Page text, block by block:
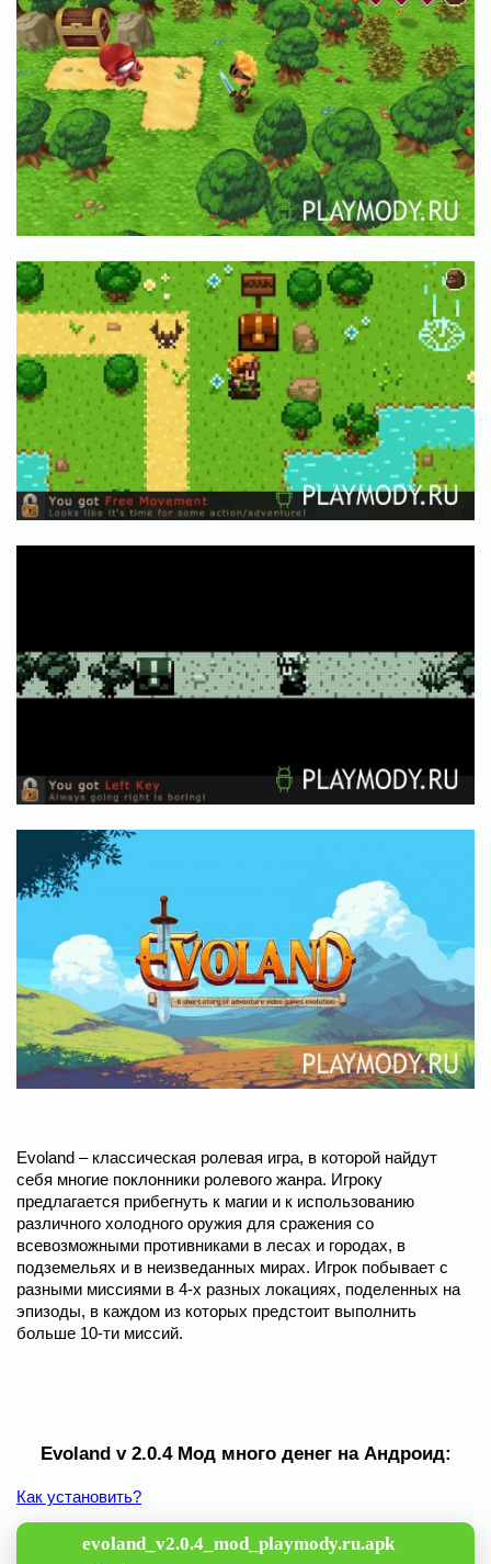
Evoland – классическая ролевая игра, в которой найдут
себя многие поклонники ролевого жанра. Игроку
предлагается прибегнуть к магии и к использованию
различного холодного оружия для сражения со
всевозможными противниками в лесах и городах, в
подземельях и в неизведанных мирах. Игрок побывает с
разными миссиями в 4-х разных локациях, поделенных на
эпизоды, в каждом из которых предстоит выполнить
больше 10-ти миссий.
Evoland v 2.0.4 Мод много денег на Андроид:
Как установить?
evoland_v2.0.4_mod_playmody.ru.apk